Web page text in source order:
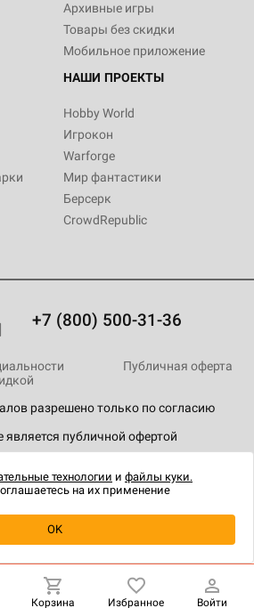
Купить
Архивные игры
Товары без скидки
Мобильное приложение
НАШИ ПРОЕКТЫ
Hobby World
Игрокон
Warforge
Мир фантастики
Берсерк
CrowdRepublic
+7 (800) 500-31-36
разрешено только по согласию
публичной офертой
Публичная оферта
Корзина Избранное Войти
технологии и файлы куки.
на их применение
OK